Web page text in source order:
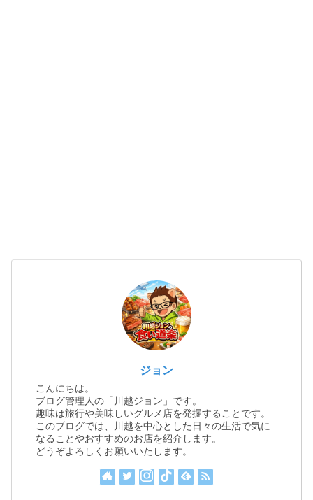
ジョン
こんにちは。
ブログ管理人の「川越ジョン」です。
趣味は旅行や美味しいグルメ店を発掘することです。
このブログでは、川越を中心とした日々の生活で気に
なることやおすすめのお店を紹介します。
どうぞよろしくお願いいたします。